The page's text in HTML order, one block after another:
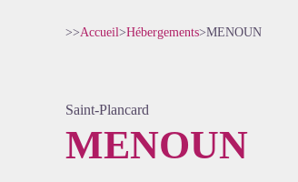
>>Accueil>Hébergements>MENOUN
Saint-Plancard
MENOUN